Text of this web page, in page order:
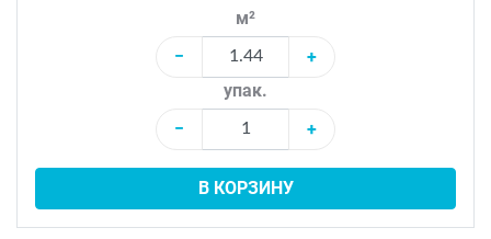
м²
−
+
упак.
−
+
В КОРЗИНУ